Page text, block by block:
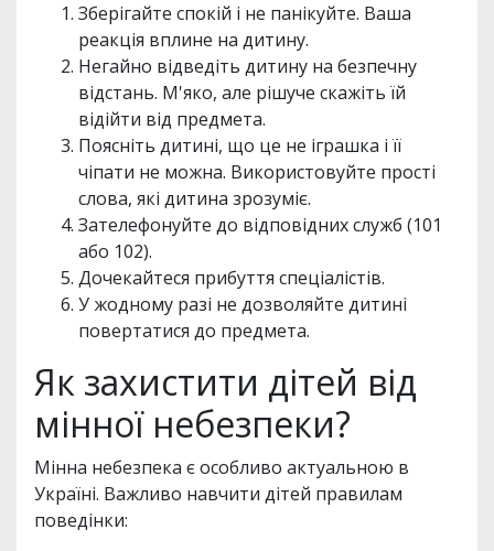
Зберігайте спокій і не панікуйте. Ваша
реакція вплине на дитину.
Негайно відведіть дитину на безпечну
відстань. М'яко, але рішуче скажіть їй
відійти від предмета.
Поясніть дитині, що це не іграшка і її
чіпати не можна. Використовуйте прості
слова, які дитина зрозуміє.
Зателефонуйте до відповідних служб (101
або 102).
Дочекайтеся прибуття спеціалістів.
У жодному разі не дозволяйте дитині
повертатися до предмета.
Як захистити дітей від
мінної небезпеки?
Мінна небезпека є особливо актуальною в
Україні. Важливо навчити дітей правилам
поведінки: